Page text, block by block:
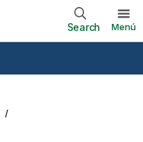
Search Menú